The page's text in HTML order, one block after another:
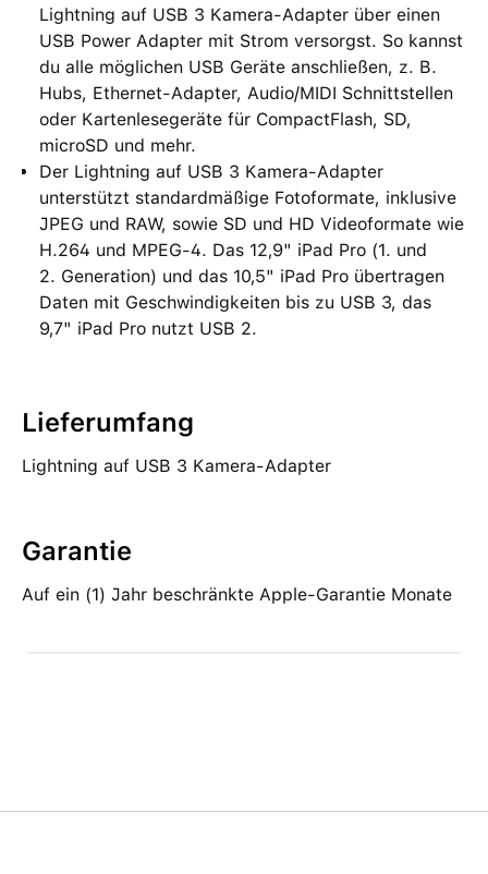
Lightning auf USB 3 Kamera-Adapter über einen
USB Power Adapter mit Strom versorgst. So kannst
du alle möglichen USB Geräte anschließen, z. B.
Hubs, Ethernet-Adapter, Audio/MIDI Schnittstellen
oder Kartenlesegeräte für CompactFlash, SD,
microSD und mehr.
Der Lightning auf USB 3 Kamera-Adapter
unterstützt standardmäßige Fotoformate, inklusive
JPEG und RAW, sowie SD und HD Videoformate wie
H.264 und MPEG‑4. Das 12,9" iPad Pro (1. und
2. Generation) und das 10,5" iPad Pro übertragen
Daten mit Geschwindigkeiten bis zu USB 3, das
9,7" iPad Pro nutzt USB 2.
Lieferumfang
Lightning auf USB 3 Kamera-Adapter
Garantie
Auf ein (1) Jahr beschränkte Apple-Garantie Monate